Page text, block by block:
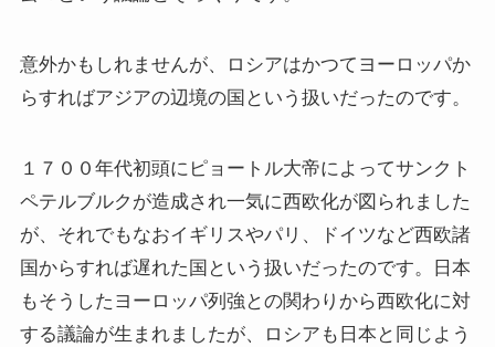
ロシアの文豪ツルゲーネフ
ニーチェとドストエフスキー
愛すべき遍歴の騎士ドン・キホーテ
フランス文学と歴史・文化
意外かもしれませんが、ロシアはかつてヨーロッパか
らすればアジアの辺境の国という扱いだったのです。
１７００年代初頭にピョートル大帝によってサンクト
ペテルブルクが造成され一気に西欧化が図られました
が、それでもなおイギリスやパリ、ドイツなど西欧諸
国からすれば遅れた国という扱いだったのです。日本
もそうしたヨーロッパ列強との関わりから西欧化に対
する議論が生まれましたが、ロシアも日本と同じよう